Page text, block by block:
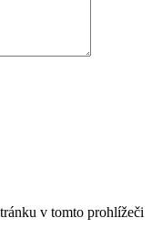
v tomto prohlížeči